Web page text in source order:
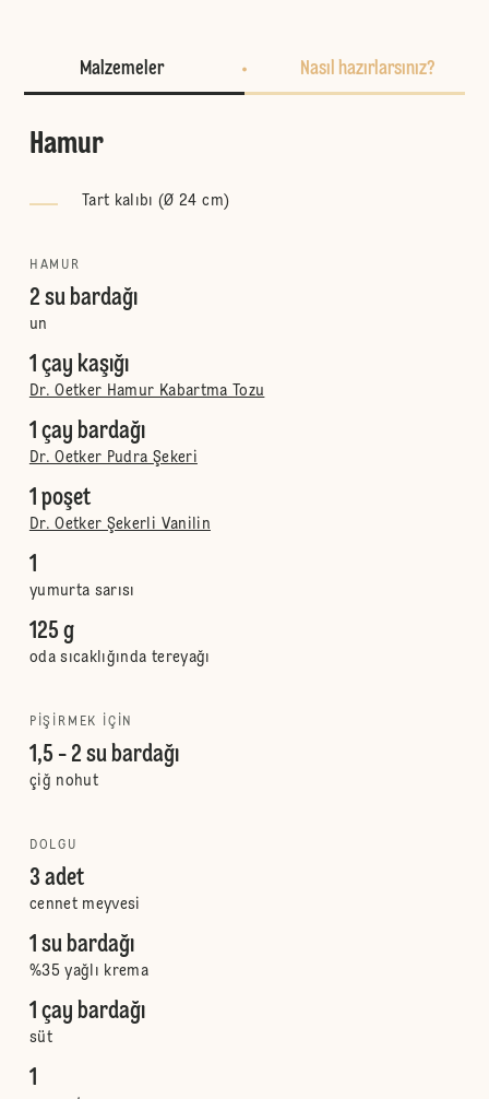
Malzemeler Nasıl hazırlarsınız?
Hamur
Tart kalıbı (Ø 24 cm)
HAMUR
2 su bardağı
un
1 çay kaşığı
Dr. Oetker Hamur Kabartma Tozu
1 çay bardağı
Dr. Oetker Pudra Şekeri
1 poşet
Dr. Oetker Şekerli Vanilin
1
yumurta sarısı
125 g
oda sıcaklığında tereyağı
PIŞIRMEK IÇIN
1,5 - 2 su bardağı
çiğ nohut
DOLGU
3 adet
cennet meyvesi
1 su bardağı
%35 yağlı krema
1 çay bardağı
süt
1